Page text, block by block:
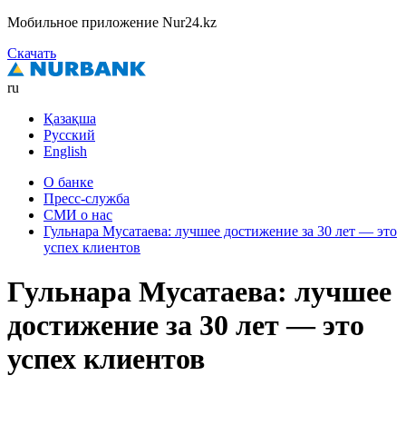
Мобильное приложение Nur24.kz
Скачать
ru
Қазақша
Русский
English
О банке
Пресс-служба
СМИ о нас
Гульнара Мусатаева: лучшее достижение за 30 лет — это
успех клиентов
Гульнара Мусатаева: лучшее
достижение за 30 лет — это
успех клиентов